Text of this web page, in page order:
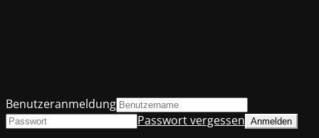
Benutzeranmeldung
Passwort vergessen